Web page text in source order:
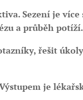
Sezení je
a průběh potíží.
řešit
je